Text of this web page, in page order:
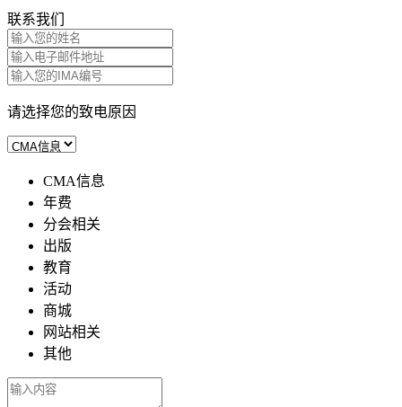
联系我们
请选择您的致电原因
CMA信息
年费
分会相关
出版
教育
活动
商城
网站相关
其他